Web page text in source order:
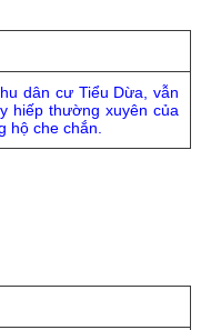
dân cư Tiểu Dừa, vẫn
hiếp thường xuyên của
hộ che chắn.